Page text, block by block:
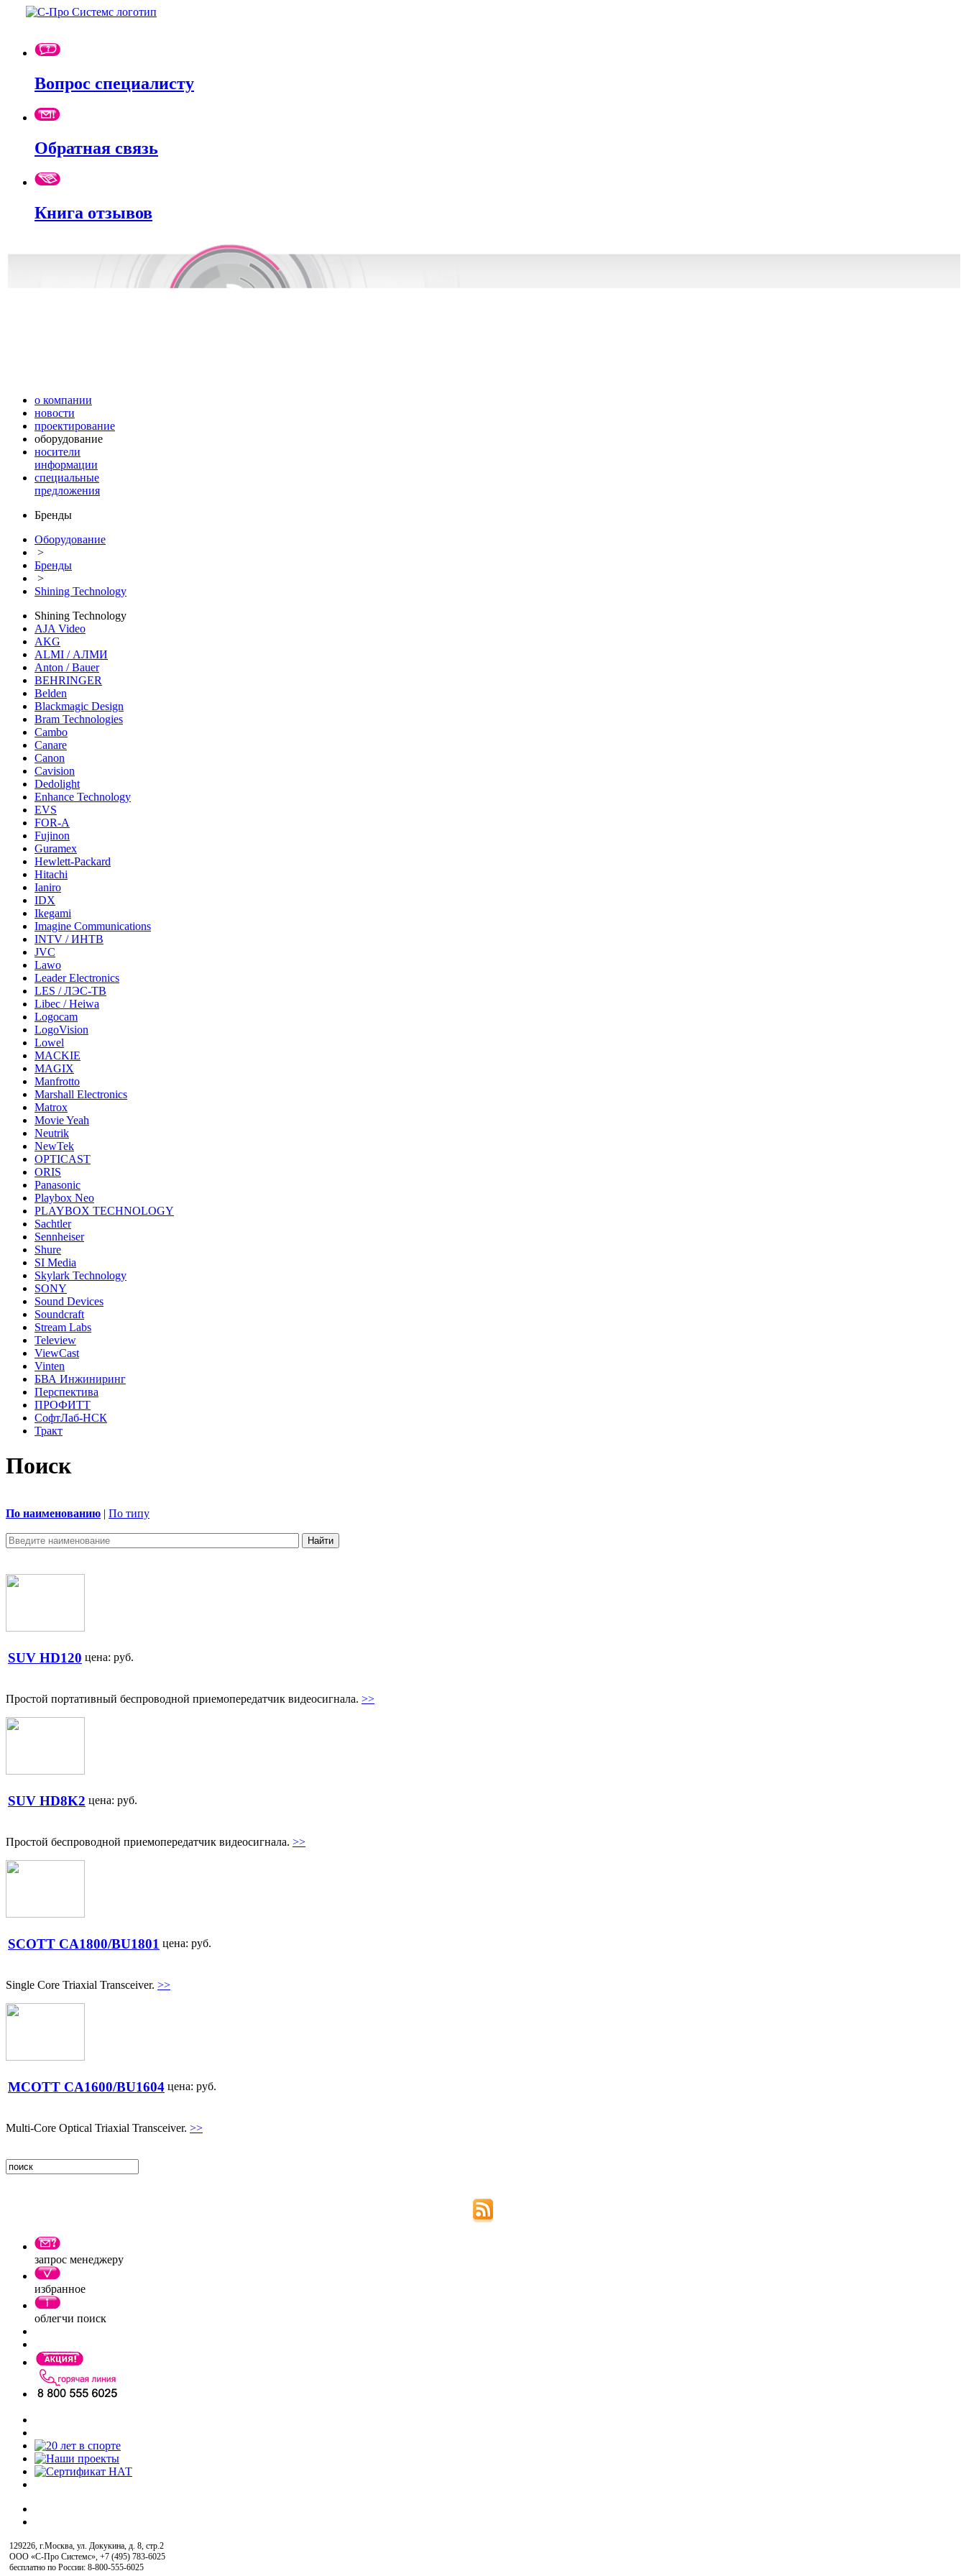
Вопрос специалисту
Обратная связь
Книга отзывов
о компании
новости
проектирование
оборудование
носители
информации
специальные
предложения
Бренды
Оборудование
>
Бренды
>
Shining Technology
Shining Technology
AJA Video
AKG
ALMI / АЛМИ
Anton / Bauer
BEHRINGER
Belden
Blackmagic Design
Bram Technologies
Cambo
Canare
Canon
Cavision
Dedolight
Enhance Technology
EVS
FOR-A
Fujinon
Guramex
Hewlett-Packard
Hitachi
Ianiro
IDX
Ikegami
Imagine Communications
INTV / ИНТВ
JVC
Lawo
Leader Electronics
LES / ЛЭС-ТВ
Libec / Heiwa
Logocam
LogoVision
Lowel
MACKIE
MAGIX
Manfrotto
Marshall Electronics
Matrox
Movie Yeah
Neutrik
NewTek
OPTICAST
ORIS
Panasonic
Playbox Neo
PLAYBOX TECHNOLOGY
Sachtler
Sennheiser
Shure
SI Media
Skylark Technology
SONY
Sound Devices
Soundcraft
Stream Labs
Teleview
ViewCast
Vinten
БВА Инжиниринг
Перспектива
ПРОФИТТ
СофтЛаб-НСК
Тракт
Поиск
По наименованию По типу
SUV HD120 цена: руб.
Простой портативный беспроводной приемопередатчик видеосигнала. >>
SUV HD8K2 цена: руб.
Простой беспроводной приемопередатчик видеосигнала. >>
SCOTT CA1800/BU1801 цена: руб.
Single Core Triaxial Transceiver. >>
MCOTT CA1600/BU1604 цена: руб.
Multi-Core Optical Triaxial Transceiver. >>
запрос менеджеру
избранное
облегчи поиск
129226, г.Москва, ул. Докукина, д. 8, стр.2
ООО «С-Про Системс», +7 (495) 783-6025
бесплатно по России: 8-800-555-6025